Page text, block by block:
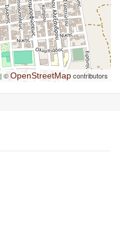
| ©OpenStreetMapcontributors